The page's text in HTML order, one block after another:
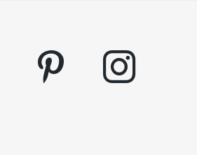
pinterest instagram